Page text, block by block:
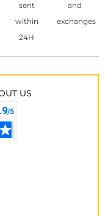
sent
within
24H
and
exchanges
US